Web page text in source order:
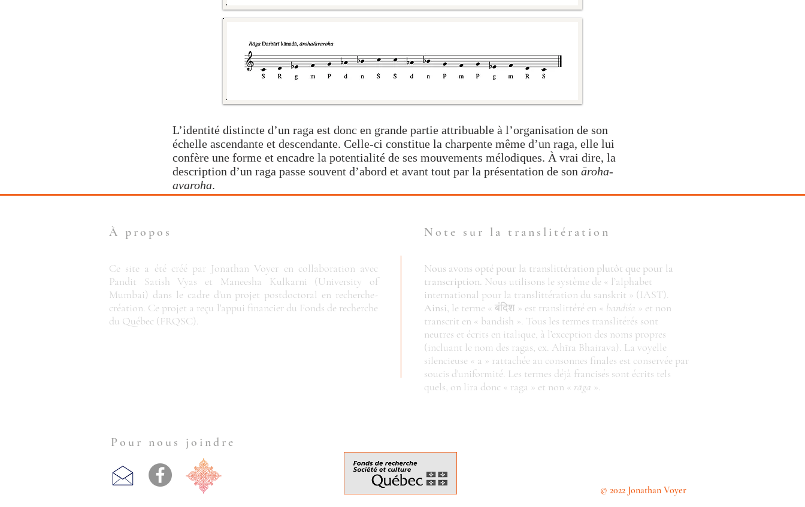
L’identité distincte d’un raga est donc en grande partie attribuable à l’organisation de son
échelle ascendante et descendante. Celle-ci constitue la charpente même d’un raga, elle lui
confère une forme et encadre la potentialité de ses mouvements mélodiques. À vrai dire, la
description d’un raga passe souvent d’abord et avant tout par la présentation de son āroha-
avaroha.
À propos Note sur la translitération
Ce site a été créé par Jonathan Voyer en collaboration avec
Pandit Satish Vyas et Maneesha Kulkarni (University of
Mumbai) dans le cadre d'un projet postdoctoral en recherche-
création. Ce projet a reçu l'appui financier du Fonds de recherche
du Québec (FRQSC).
Nous avons opté pour la translittération plutôt que pour la
transcription. Nous utilisons le système de « l’alphabet
international pour la translittération du sanskrit » (IAST).
Ainsi, le terme « बंदिश » est translittéré en « bandiśa » et non
transcrit en « bandish ». Tous les termes translitérés sont
neutres et écrits en italique, à l’exception des noms propres
(incluant le nom des ragas, ex. Ahīra Bhairava). La voyelle
silencieuse « a » rattachée au consonnes finales est conservée par
soucis d'uniformité. Les termes déjà francisés sont écrits tels
quels, on lira donc « raga » et non « rāga ».
Pour nous joindre
© 2022 Jonathan Voyer